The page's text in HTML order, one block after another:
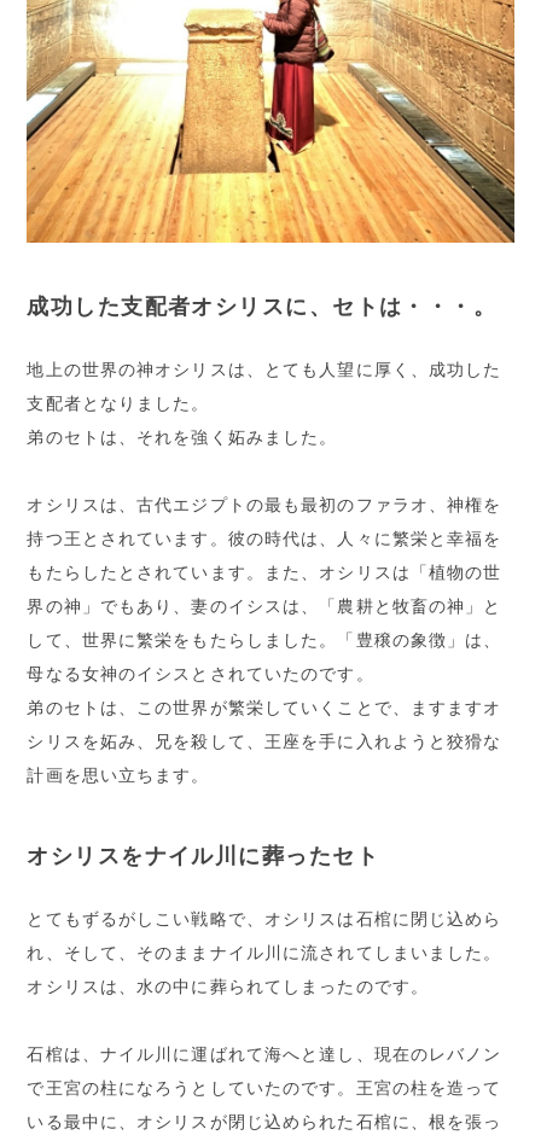
成功した支配者オシリスに、セトは・・・。
地上の世界の神オシリスは、とても人望に厚く、成功した
支配者となりました。
弟のセトは、それを強く妬みました。
オシリスは、古代エジプトの最も最初のファラオ、神権を
持つ王とされています。彼の時代は、人々に繁栄と幸福を
もたらしたとされています。また、オシリスは「植物の世
界の神」でもあり、妻のイシスは、「農耕と牧畜の神」と
して、世界に繁栄をもたらしました。「豊穣の象徴」は、
母なる女神のイシスとされていたのです。
弟のセトは、この世界が繁栄していくことで、ますますオ
シリスを妬み、兄を殺して、王座を手に入れようと狡猾な
計画を思い立ちます。
オシリスをナイル川に葬ったセト
とてもずるがしこい戦略で、オシリスは石棺に閉じ込めら
れ、そして、そのままナイル川に流されてしまいました。
オシリスは、水の中に葬られてしまったのです。
石棺は、ナイル川に運ばれて海へと達し、現在のレバノン
で王宮の柱になろうとしていたのです。王宮の柱を造って
いる最中に、オシリスが閉じ込められた石棺に、根を張っ